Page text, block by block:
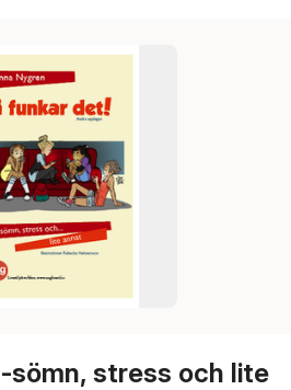
sömn, stress och lite